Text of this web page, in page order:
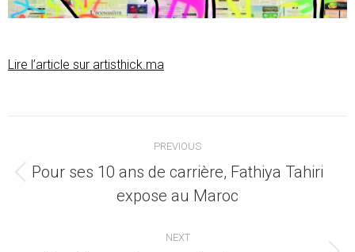
Lire l’article sur artisthick.ma
navigation
PREVIOUS
Previous
post:
Pour ses 10 ans de carrière, Fathiya Tahiri
expose au Maroc
NEXT